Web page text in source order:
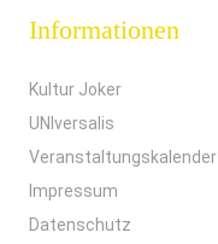
Informationen
Kultur Joker
UNIversalis
Veranstaltungskalender
Impressum
Datenschutz